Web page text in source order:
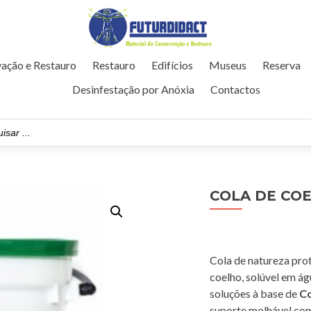
e Restauro Restauro Edifícios Museus
Reserva
Desinfestação por Anóxia
Contactos
COLA DE
Cola de natureza
coelho, solúvel em
soluções à base de